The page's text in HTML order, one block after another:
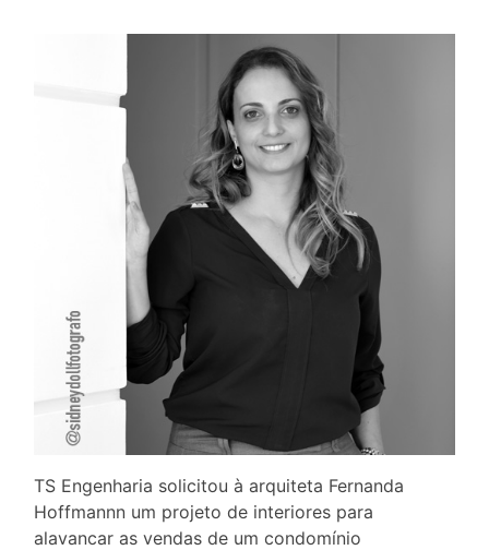
TS Engenharia solicitou à arquiteta Fernanda
Hoffmannn um projeto de interiores para
alavancar as vendas de um condomínio